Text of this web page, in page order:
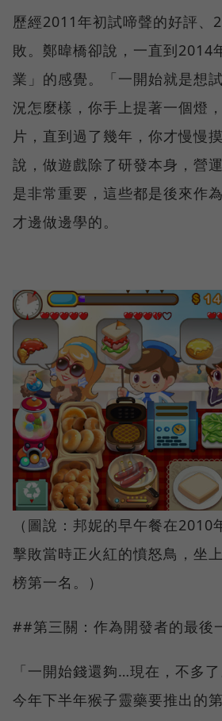
歷經2011年初試啼聲的好評、
敗。鄭暐橋卻說，一直到2014
業」的感覺。「一開始就是想
況怎麼樣，你手上提著一個燈
片，直到過了幾年，你才慢慢
說，做遊戲除了研發本身，營
是非常重要，這些都是後來作
才邊做邊學的。
（圖說：邦妮的早午餐在2010
擊敗當時正火紅的憤怒鳥，坐
榜第一名。）
##第三關：作為開發者的最後
「一開始錢還夠…現在，不多
今年下半年猴子靈藥要推出的